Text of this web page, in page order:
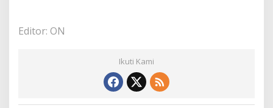
Editor: ON
Ikuti Kami